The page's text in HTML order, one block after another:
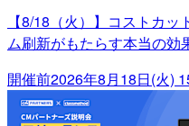
【8/18（火）】コストカ
ム刷新がもたらす本当の効
開催前2026年8月18日(火)